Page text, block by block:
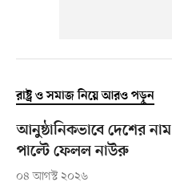
রাষ্ট্র ও সমাজ নিয়ে আরও পড়ুন
আনুষ্ঠানিকভাবে দেশের নাম
পাল্টে ফেলল নাউরু
০৪ আগস্ট ২০২৬